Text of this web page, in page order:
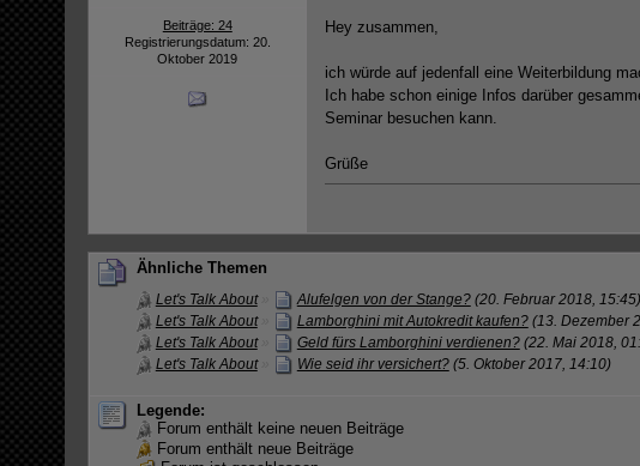
Beiträge: 24
Registrierungsdatum: 20.
Oktober 2019
Hey zusammen,
ich würde auf jedenfall eine Weiterbildung
Ich habe schon einige Infos darüber
Seminar besuchen kann.
Grüße
Ähnliche Themen
Let's Talk About» Alufelgen von der Stange? (20. Februar 2018, 15:45)
Let's Talk About» Lamborghini mit Autokredit kaufen? (13. Dezember
Let's Talk About» Geld fürs Lamborghini verdienen? (22. Mai 2018,
Let's Talk About» Wie seid ihr versichert? (5. Oktober 2017, 14:10)
Legende:
Forum enthält keine neuen Beiträge
Forum enthält neue Beiträge